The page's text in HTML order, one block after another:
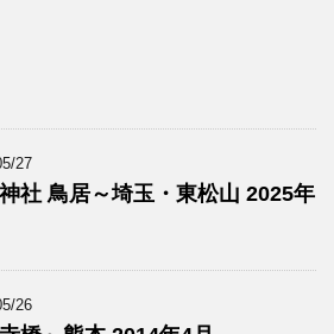
27
社 鳥居～埼玉・東松山 2025年
26